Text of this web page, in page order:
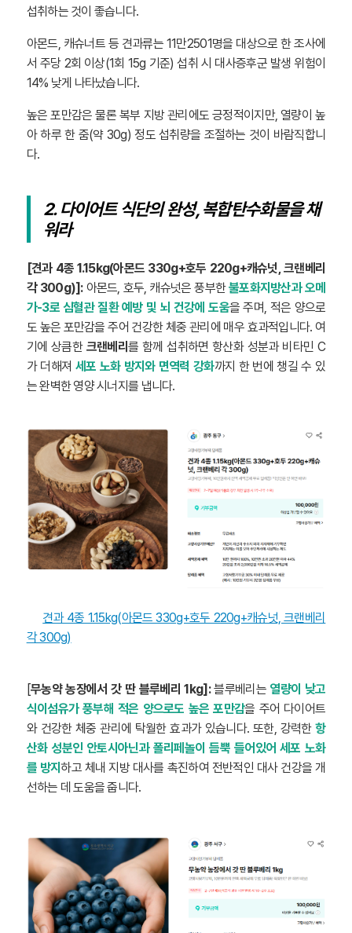
섭취하는 것이 좋습니다.
아몬드, 캐슈너트 등 견과류는 11만2501명을 대상으로 한 조사에
서 주당 2회 이상(1회 15g 기준) 섭취 시 대사증후군 발생 위험이
14% 낮게 나타났습니다.
높은 포만감은 물론 복부 지방 관리에도 긍정적이지만, 열량이 높
아 하루 한 줌(약 30g) 정도 섭취량을 조절하는 것이 바람직합니
다.
2. 다이어트 식단의 완성, 복합탄수화물을 채
워라
[견과 4종 1.15kg(아몬드 330g+호두 220g+캐슈넛, 크랜베리
각 300g)]:아몬드, 호두, 캐슈넛은 풍부한불포화지방산과 오메
가-3로 심혈관 질환 예방 및 뇌 건강에 도움을 주며, 적은 양으로
도 높은 포만감을 주어 건강한 체중 관리에 매우 효과적입니다. 여
기에 상큼한 크랜베리를 함께 섭취하면 항산화 성분과 비타민 C
가 더해져 세포 노화 방지와 면역력 강화까지 한 번에 챙길 수 있
는 완벽한 영양 시너지를 냅니다.
견과 4종 1.15kg(아몬드 330g+호두 220g+캐슈넛, 크랜베리
각 300g)
[무농약 농장에서 갓 딴 블루베리 1kg]:블루베리는 열량이 낮고
식이섬유가 풍부해 적은 양으로도 높은 포만감을 주어 다이어트
와 건강한 체중 관리에 탁월한 효과가 있습니다. 또한, 강력한항
산화 성분인 안토시아닌과 폴리페놀이 듬뿍 들어있어 세포 노화
를 방지하고 체내 지방 대사를 촉진하여 전반적인 대사 건강을 개
선하는 데 도움을 줍니다.